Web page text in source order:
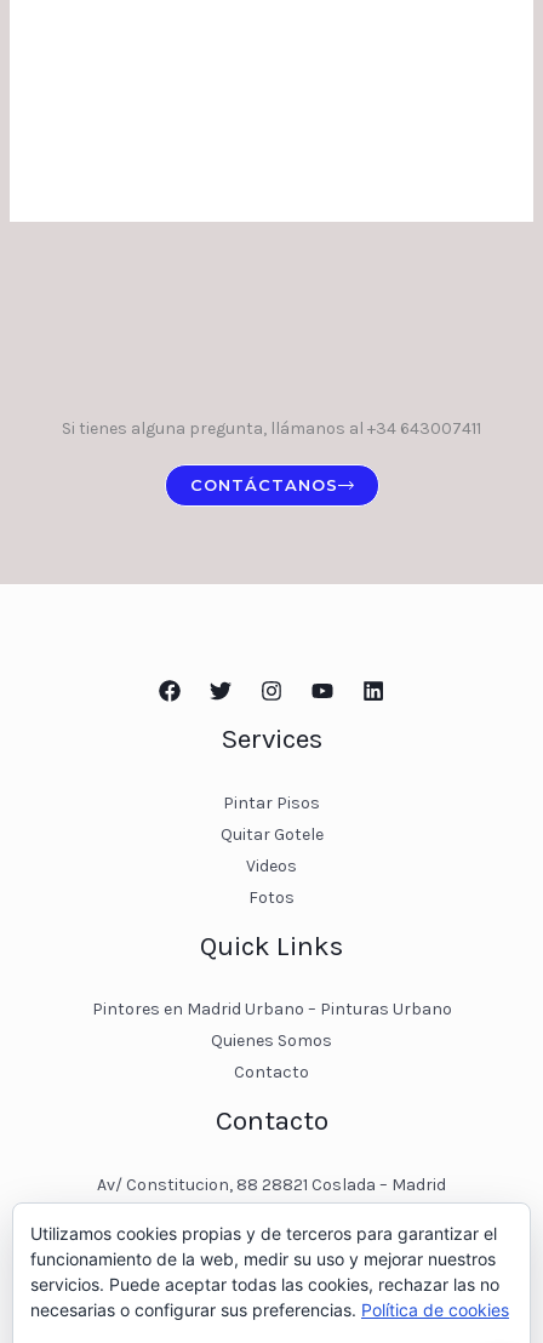
Si tienes alguna pregunta, llámanos al +34 643007411
CONTÁCTANOS
Services
Pintar Pisos
Quitar Gotele
Videos
Fotos
Quick Links
Pintores en Madrid Urbano – Pinturas Urbano
Quienes Somos
Contacto
Contacto
Av/ Constitucion, 88 28821 Coslada – Madrid
pinturasurbano@hotmail.es
+34 – 643 00 74 11
Utilizamos cookies propias y de terceros para garantizar el
funcionamiento de la web, medir su uso y mejorar nuestros
servicios. Puede aceptar todas las cookies, rechazar las no
necesarias o configurar sus preferencias. Política de cookies